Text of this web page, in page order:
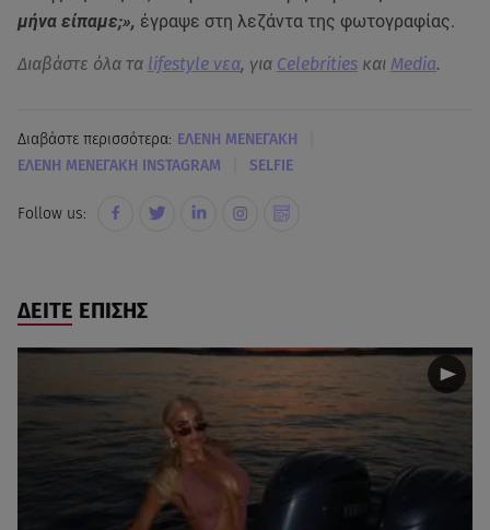
μήνα είπαμε;», έγραψε στη λεζάντα της φωτογραφίας.
Διαβάστε όλα τα lifestyle νεα, για Celebrities και Media.
Διαβάστε περισσότερα: ΕΛΕΝΗ ΜΕΝΕΓΑΚΗ
ΕΛΕΝΗ ΜΕΝΕΓΑΚΗ INSTAGRAM SELFIE
Follow us:
ΔΕΙΤΕ ΕΠΙΣΗΣ